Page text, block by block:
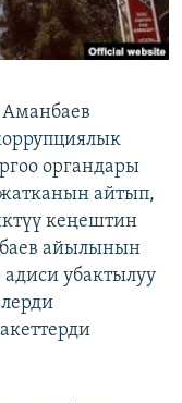
органдары
айтып,
кеңештин
айылынын
убактылуу